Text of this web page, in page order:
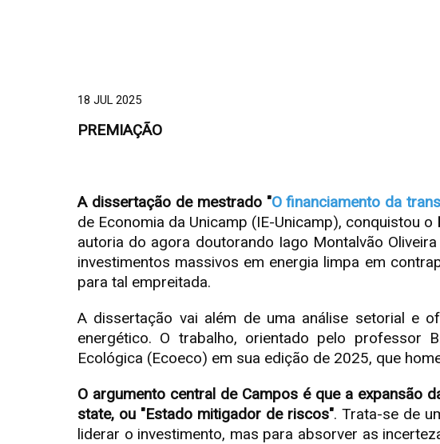
18 JUL 2025
PREMIAÇÃO
A dissertação de mestrado "O financiamento da
de Economia da Unicamp (IE-Unicamp), conquistou o
autoria do agora doutorando Iago Montalvão
investimentos massivos em energia limpa em
para tal empreitada.
A dissertação vai além de uma análise setorial e
energético. O trabalho, orientado pelo professor
Ecológica (Ecoeco) em sua edição de 2025, que
O argumento central de Campos é que a expansão
state, ou "Estado mitigador de riscos". Trata-se de
liderar o investimento, mas para absorver as